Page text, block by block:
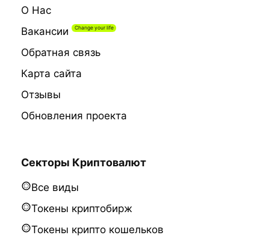
О Нас
Вакансии
Обратная связь
Карта сайта
Отзывы
Обновления проекта
Секторы Криптовалют
Все виды
Токены криптобирж
Токены крипто кошельков